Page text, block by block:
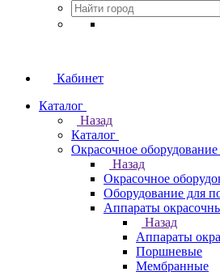
Кабинет
Каталог
Назад
Каталог
Окрасочное оборудование
Назад
Окрасочное
Оборудование для
Аппараты
Назад
Аппараты
Поршневые
Мембранные